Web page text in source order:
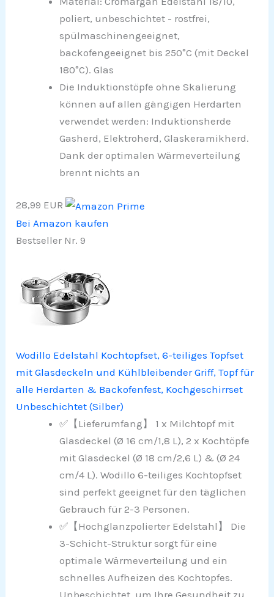
poliert, unbeschichtet - rostfrei,
spülmaschinengeeignet,
backofengeeignet bis 250°C (mit Deckel
180°C). Glas
Die Induktionstöpfe ohne Skalierung
können auf allen gängigen Herdarten
verwendet werden: Induktionsherde
Gasherd, Elektroherd, Glaskeramikherd.
Dank der optimalen Wärmeverteilung
brennt nichts an
28,99 EUR
Bei Amazon kaufen
Bestseller Nr. 9
Wodillo Edelstahl Kochtopfset, 6-teiliges Topfset
mit Glasdeckeln und Kühlbleibender Griff, Topf für
alle Herdarten & Backofenfest, Kochgeschirrset
Unbeschichtet (Silber)
✅【Lieferumfang】 1 x Milchtopf mit
Glasdeckel (Ø 16 cm/1,8 L), 2 x Kochtöpfe
mit Glasdeckel (Ø 18 cm/2,6 L) & (Ø 24
cm/4 L). Wodillo 6-teiliges Kochtopfset
sind perfekt geeignet für den täglichen
Gebrauch für 2-3 Personen.
✅【Hochglanzpolierter Edelstahl】 Die
3-Schicht-Struktur sorgt für eine
optimale Wärmeverteilung und ein
schnelles Aufheizen des Kochtopfes.